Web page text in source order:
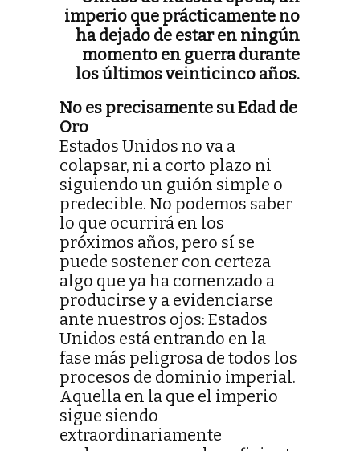
imperio que prácticamente no
ha dejado de estar en ningún
momento en guerra durante
los últimos veinticinco años.
No es precisamente su Edad de
Oro
Estados Unidos no va a
colapsar, ni a corto plazo ni
siguiendo un guión simple o
predecible. No podemos saber
lo que ocurrirá en los
próximos años, pero sí se
puede sostener con certeza
algo que ya ha comenzado a
producirse y a evidenciarse
ante nuestros ojos: Estados
Unidos está entrando en la
fase más peligrosa de todos los
procesos de dominio imperial.
Aquella en la que el imperio
sigue siendo
extraordinariamente